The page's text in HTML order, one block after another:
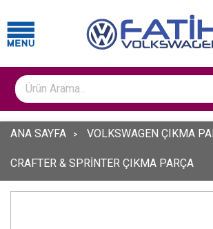
ANA SAYFA VOLKSWAGEN ÇIKMA
CRAFTER & SPRİNTER ÇIKMA PARÇA